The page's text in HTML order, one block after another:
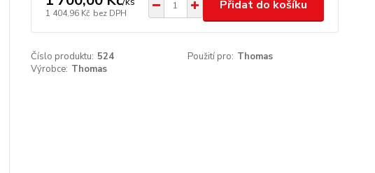
1 404,96 Kč bez DPH
Přidat do košíku
Číslo produktu: 524 Použití pro: Thomas
Výrobce: Thomas